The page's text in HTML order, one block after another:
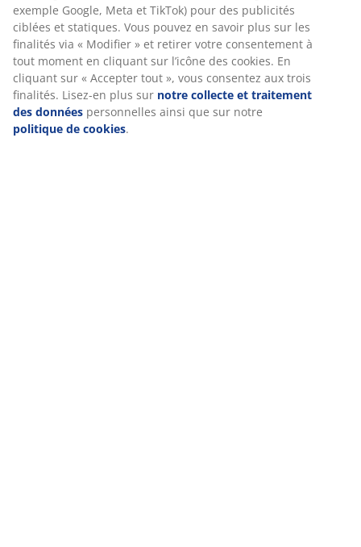
exemple Google, Meta et TikTok) pour des publicités
ciblées et statiques. Vous pouvez en savoir plus sur les
finalités via « Modifier » et retirer votre consentement à
tout moment en cliquant sur l’icône des cookies. En
cliquant sur « Accepter tout », vous consentez aux trois
finalités. Lisez-en plus sur notre collecte et traitement
des données personnelles ainsi que sur notre
politique de cookies.